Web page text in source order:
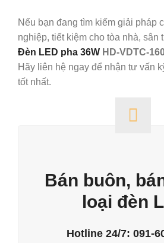
Nếu bạn đang tìm kiếm giải pháp
nghiệp, tiết kiệm cho tòa nhà,
Đèn LED pha 36W
Hãy liên hệ ngay để nhận tư vấn
tốt nhất.
Bán buôn,
loại đèn
Hotline 24/7: 091-